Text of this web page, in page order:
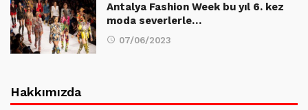
Antalya Fashion Week bu yıl 6. kez
moda severlerle…
07/06/2023
Hakkımızda